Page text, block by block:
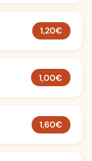
1,20€
1,00€
1,60€